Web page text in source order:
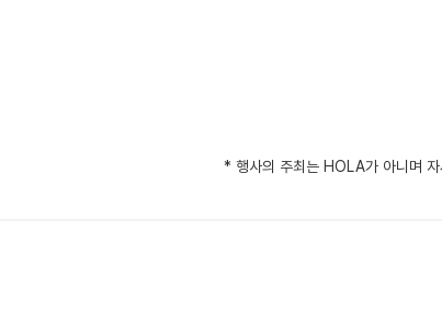
* 행사의 주최는 HOLA가 아니며 자